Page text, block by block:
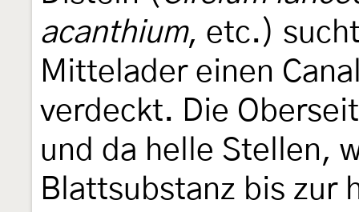
acanthium, etc.)
Mittelader einen
verdeckt. Die
und da helle Stellen,
Blattsubstanz bis zur